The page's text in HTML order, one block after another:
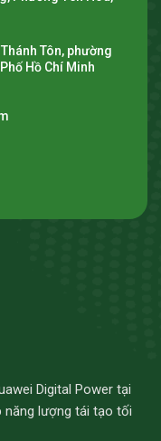
Tôn, phường
Hồ Chí Minh
Digital Power tại
năng lượng tái tạo tối